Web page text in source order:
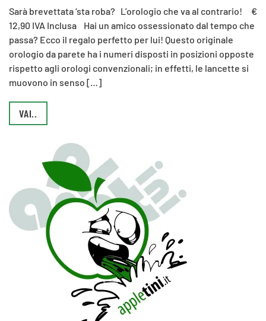
Sarà brevettata ‘sta roba? L’orologio che va al contrario! €
12,90 IVA Inclusa Hai un amico ossessionato dal tempo che
passa? Ecco il regalo perfetto per lui! Questo originale
orologio da parete ha i numeri disposti in posizioni opposte
rispetto agli orologi convenzionali; in effetti, le lancette si
muovono in senso […]
VAI..